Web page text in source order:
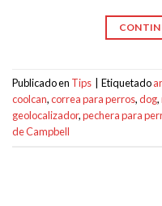
Publicado en Tips Etiquetado
coolcan,correa para perros,dog,
geolocalizador,pechera para
de Campbell